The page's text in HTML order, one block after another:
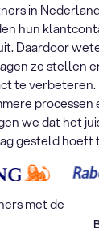
in
hun
Daardoor
ze stellen
te verbeteren.
processen
we dat het
gesteld hoeft
met de